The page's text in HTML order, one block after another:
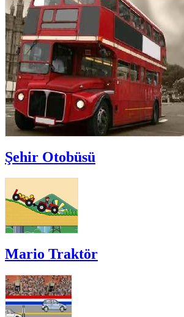
Şehir Otobüsü
Mario Traktör